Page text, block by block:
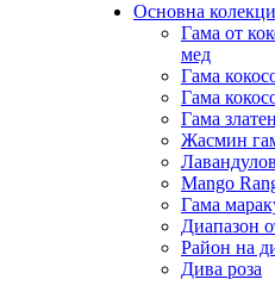
Основна
Гама от
мед
Гама
Гама
Гама
Жасмин
Mango
Гама
Диапазон
Район на
Дива роза